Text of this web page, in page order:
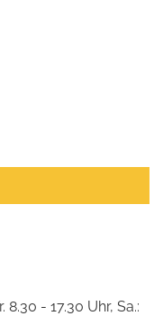
- 17.30 Uhr, Sa.: